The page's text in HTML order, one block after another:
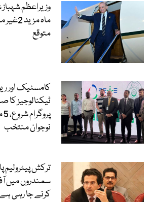
وزیراعظم
ماہ
متوقع
کامسٹیک اور
ٹیکنالوجیز
نوجوان منتخب
ترکش پیٹرولیم
سمندروں میں
کرنے جا رہی